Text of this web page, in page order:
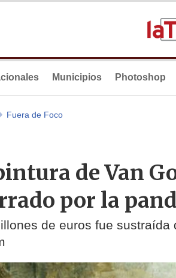
Municipios Photoshop
Fuera de Foco
de Van
por la
de euros fue